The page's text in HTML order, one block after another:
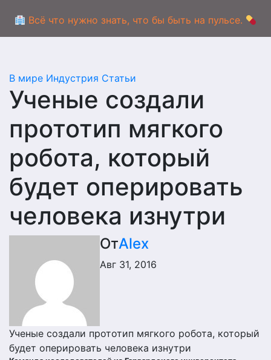
Всё что нужно знать, что бы быть на пульсе.
В мире Индустрия Статьи
Ученые создали
прототип мягкого
робота, который
будет оперировать
человека изнутри
ОтAlex
Авг 31, 2016
Ученые создали прототип мягкого робота, который
будет оперировать человека изнутри